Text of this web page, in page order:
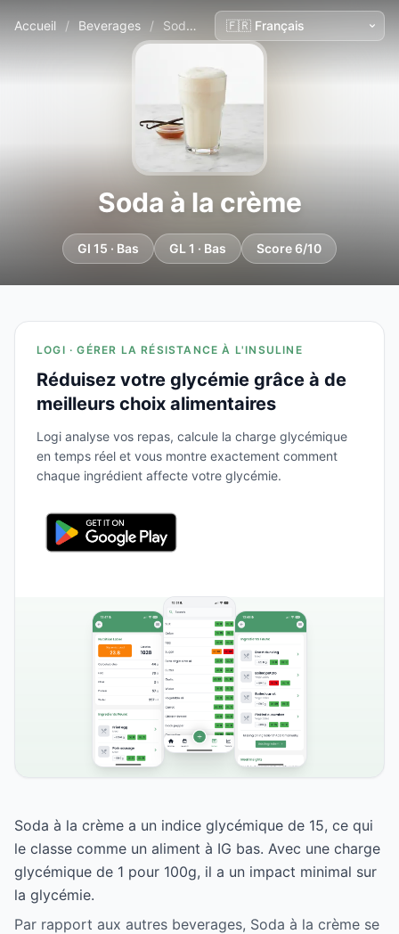
Accueil / Beverages / Soda à la crème
Soda à la crème
GI 15 · Bas GL 1 · Bas Score 6/10
LOGI · GÉRER LA RÉSISTANCE À L'INSULINE
Réduisez votre glycémie grâce à de
meilleurs choix alimentaires
Logi analyse vos repas, calcule la charge glycémique
en temps réel et vous montre exactement comment
chaque ingrédient affecte votre glycémie.
Soda à la crème a un indice glycémique de 15, ce qui
le classe comme un aliment à IG bas. Avec une charge
glycémique de 1 pour 100g, il a un impact minimal sur
la glycémie.
Par rapport aux autres beverages, Soda à la crème se